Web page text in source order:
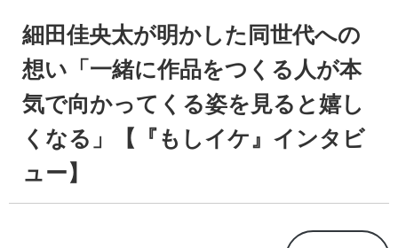
細田佳央太が明かした同世代への
想い「一緒に作品をつくる人が本
気で向かってくる姿を見ると嬉し
くなる」【『もしイケ』インタビ
ュー】